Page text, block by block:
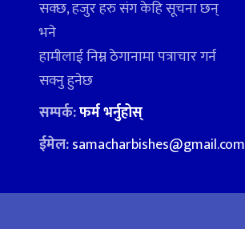
सक्छ, हजुर हरु संग केहि सूचना छन्
भने
हामीलाई निम्न ठेगानामा पत्राचार गर्न
सक्नु हुनेछ
सम्पर्क:फर्म भर्नुहोस्
ईमेल:samacharbishes@gmail.com